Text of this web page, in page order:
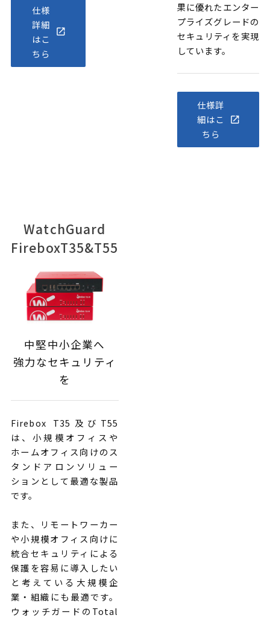
仕様
詳細
はこ
ちら
果に優れたエンター
プライズグレードの
セキュリティを実現
しています。
仕様詳
細はこ
ちら
WatchGuard
FireboxT35&T55
中堅中小企業へ
強力なセキュリティ
を
Firebox T35及びT55
は、小規模オフィスや
ホームオフィス向けのス
タンドアロンソリュー
ションとして最適な製品
です。
また、リモートワーカー
や小規模オフィス向けに
統合セキュリティによる
保護を容易に導入したい
と考えている大規模企
業・組織にも最適です。
ウォッチガードのTotal